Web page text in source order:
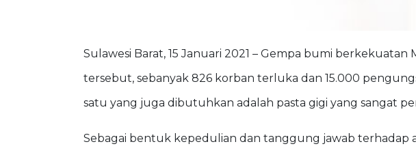
Sulawesi Barat, 15 Januari 2021 – Gempa bumi
tersebut, sebanyak 826 korban terluka dan 15.000
satu yang juga dibutuhkan adalah pasta gigi yang sangat
Sebagai bentuk kepedulian dan tanggung jawab terhadap